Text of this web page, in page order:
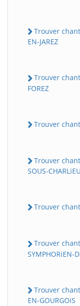
Trouver
EN-JAREZ
Trouver
FOREZ
Trouver
Trouver
SOUS-CHARLiEU
Trouver
Trouver
SYMPHORiEN-
Trouver
EN-GOURGOiS